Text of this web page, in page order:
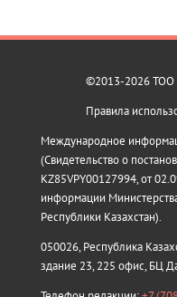
©2013-2026 ТОО
Правила
Международное
(Свидетельство о
KZ85VPY00127994, от
информации
Республики Казахстан).
050026, Республика
здание 23, 225 офис, БЦ